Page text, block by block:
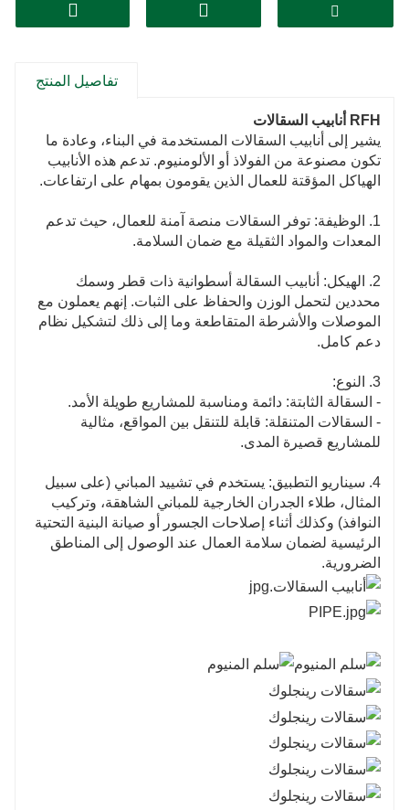
تفاصيل المنتج
RFH أنابيب السقالات
يشير إلى أنابيب السقالات المستخدمة في البناء، وعادة ما
تكون مصنوعة من الفولاذ أو الألومنيوم. تدعم هذه الأنابيب
الهياكل المؤقتة للعمال الذين يقومون بمهام على ارتفاعات.
1. الوظيفة: توفر السقالات منصة آمنة للعمال، حيث تدعم
المعدات والمواد الثقيلة مع ضمان السلامة.
2. الهيكل: أنابيب السقالة أسطوانية ذات قطر وسمك
محددين لتحمل الوزن والحفاظ على الثبات. إنهم يعملون مع
الموصلات والأشرطة المتقاطعة وما إلى ذلك لتشكيل نظام
دعم كامل.
3. النوع:
- السقالة الثابتة: دائمة ومناسبة للمشاريع طويلة الأمد.
- السقالات المتنقلة: قابلة للتنقل بين المواقع، مثالية
للمشاريع قصيرة المدى.
4. سيناريو التطبيق: يستخدم في تشييد المباني (على سبيل
المثال، طلاء الجدران الخارجية للمباني الشاهقة، وتركيب
النوافذ) وكذلك أثناء إصلاحات الجسور أو صيانة البنية التحتية
الرئيسية لضمان سلامة العمال عند الوصول إلى المناطق
الضرورية.